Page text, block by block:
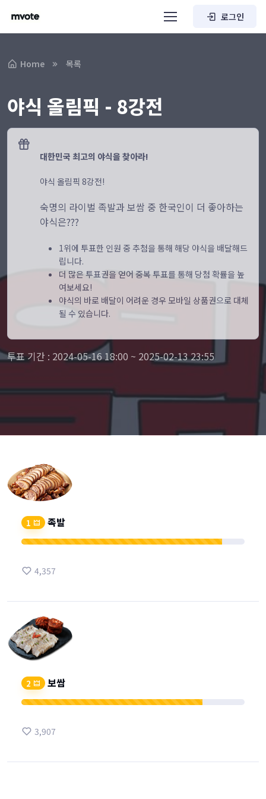
로그인
Home 목록
야식 올림픽 - 8강전
대한민국 최고의 야식을 찾아라!
야식 올림픽 8강전!
숙명의 라이벌 족발과 보쌈 중 한국인이 더 좋아하는
야식은???
1위에 투표한 인원 중 추첨을 통해 해당 야식을 배달해드
립니다.
더 많은 투표권을 얻어 중복 투표를 통해 당첨 확률을 높
여보세요!
야식의 바로 배달이 어려운 경우 모바일 상품권으로 대체
될 수 있습니다.
투표 기간 : 2024-05-16 18:00 ~ 2025-02-13 23:55
1 족발
4,357
2 보쌈
3,907